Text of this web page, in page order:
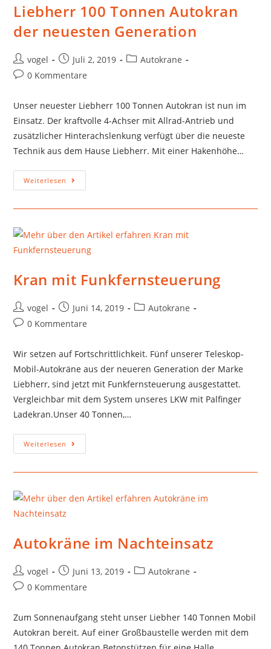
Liebherr 100 Tonnen Autokran
der neuesten Generation
vogel Juli 2, 2019
Autokrane
0 Kommentare
Unser neuester Liebherr 100 Tonnen Autokran ist nun im
Einsatz. Der kraftvolle 4-Achser mit Allrad-Antrieb und
zusätzlicher Hinterachslenkung verfügt über die neueste
Technik aus dem Hause Liebherr. Mit einer Hakenhöhe…
Weiterlesen
Kran mit Funkfernsteuerung
vogel Juni 14, 2019
Autokrane
0 Kommentare
Wir setzen auf Fortschrittlichkeit. Fünf unserer Teleskop-
Mobil-Autokräne aus der neueren Generation der Marke
Liebherr, sind jetzt mit Funkfernsteuerung ausgestattet.
Vergleichbar mit dem System unseres LKW mit Palfinger
Ladekran.Unser 40 Tonnen,…
Weiterlesen
Autokräne im Nachteinsatz
vogel Juni 13, 2019
Autokrane
0 Kommentare
Zum Sonnenaufgang steht unser Liebher 140 Tonnen Mobil
Autokran bereit. Auf einer Großbaustelle werden mit dem